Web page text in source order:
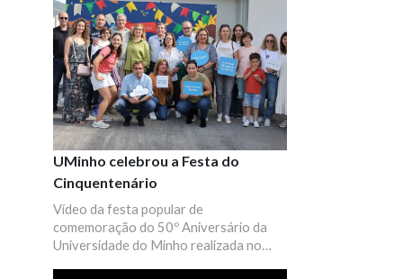
tema “Conectando universidades,
abordando desafios” e esteve inserida
no programa dos 50 anos da UMinho. O
objetivo foi acentuar a colaboração na
comunidade Arqus, bem como junto de
outras alianças europeias e
stakeholders do ensino superior,
enfrentando melhor os principais
desafios no ensino, na investigação e
inovação e no envolvimento societal.
UMinho celebrou a Festa do
Cinquentenário
Vídeo da festa popular de
comemoração do 50º Aniversário da
Universidade do Minho realizada no